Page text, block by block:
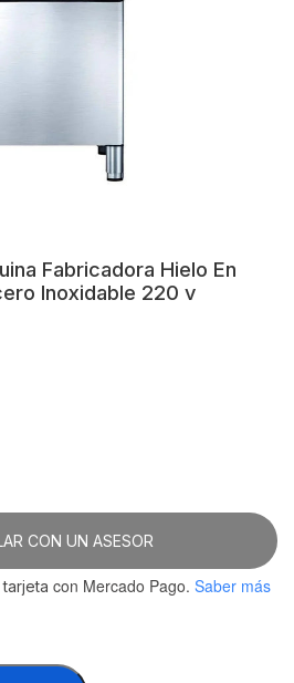
Fabricadora Hielo En
Inoxidable 220 v
CON UN ASESOR
con Mercado Pago. Saber más